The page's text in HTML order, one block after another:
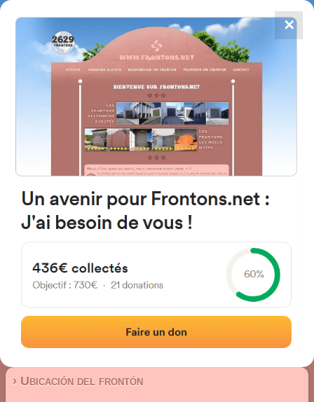
FRONTONS.NET
BUSCAR UN FRONTÓN
AÑADIR UN FRONTÓN
4784
frontones
40390 Sainte-Marie-de-Gosse,
Frontón de plaza libre
Localización|Fotos|Comentarios y reseñas
› Ubicación del frontón
✕